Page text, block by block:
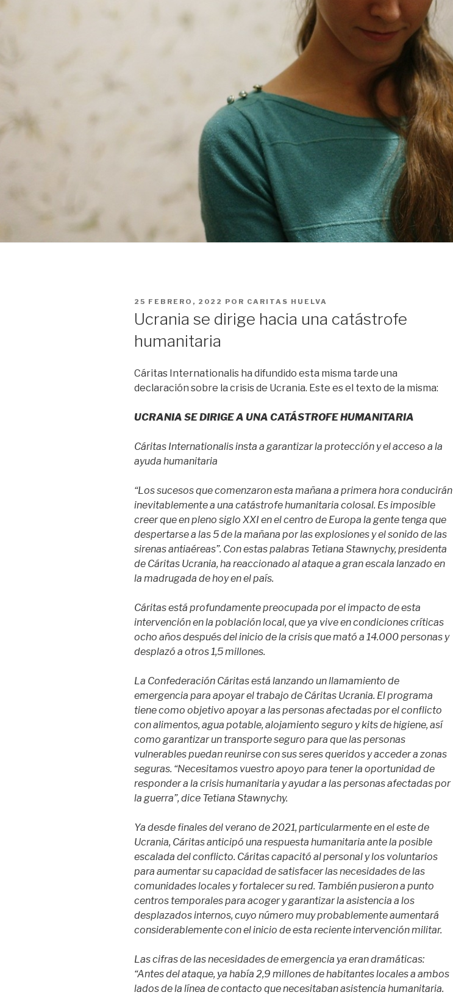
PUBLICADO
25 FEBRERO, 2022 POR CARITAS HUELVA
Ucrania se dirige hacia una catástrofe
humanitaria
Cáritas Internationalis ha difundido esta misma tarde una
declaración sobre la crisis de Ucrania. Este es el texto de la misma:
UCRANIA SE DIRIGE A UNA CATÁSTROFE HUMANITARIA
Cáritas Internationalis insta a garantizar la protección y el acceso a la
ayuda humanitaria
“Los sucesos que comenzaron esta mañana a primera hora conducirán
inevitablemente a una catástrofe humanitaria colosal. Es imposible
creer que en pleno siglo XXI en el centro de Europa la gente tenga que
despertarse a las 5 de la mañana por las explosiones y el sonido de las
sirenas antiaéreas”. Con estas palabras Tetiana Stawnychy, presidenta
de Cáritas Ucrania, ha reaccionado al ataque a gran escala lanzado en
la madrugada de hoy en el país.
Cáritas está profundamente preocupada por el impacto de esta
intervención en la población local, que ya vive en condiciones críticas
ocho años después del inicio de la crisis que mató a 14.000 personas y
desplazó a otros 1,5 millones.
La Confederación Cáritas está lanzando un llamamiento de
emergencia para apoyar el trabajo de Cáritas Ucrania. El programa
tiene como objetivo apoyar a las personas afectadas por el conflicto
con alimentos, agua potable, alojamiento seguro y kits de higiene, así
como garantizar un transporte seguro para que las personas
vulnerables puedan reunirse con sus seres queridos y acceder a zonas
seguras. “Necesitamos vuestro apoyo para tener la oportunidad de
responder a la crisis humanitaria y ayudar a las personas afectadas por
la guerra”, dice Tetiana Stawnychy.
Ya desde finales del verano de 2021, particularmente en el este de
Ucrania, Cáritas anticipó una respuesta humanitaria ante la posible
escalada del conflicto. Cáritas capacitó al personal y los voluntarios
para aumentar su capacidad de satisfacer las necesidades de las
comunidades locales y fortalecer su red. También pusieron a punto
centros temporales para acoger y garantizar la asistencia a los
desplazados internos, cuyo número muy probablemente aumentará
considerablemente con el inicio de esta reciente intervención militar.
Las cifras de las necesidades de emergencia ya eran dramáticas:
“Antes del ataque, ya había 2,9 millones de habitantes locales a ambos
lados de la línea de contacto que necesitaban asistencia humanitaria.